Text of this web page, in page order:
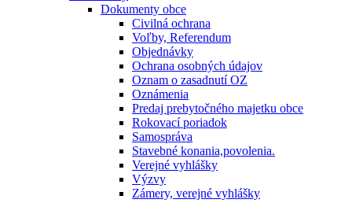
Dokumenty obce
Civilná ochrana
Voľby, Referendum
Objednávky
Ochrana osobných údajov
Oznam o zasadnutí OZ
Oznámenia
Predaj prebytočného majetku obce
Rokovací poriadok
Samospráva
Stavebné konania,povolenia.
Verejné vyhlášky
Výzvy
Zámery, verejné vyhlášky